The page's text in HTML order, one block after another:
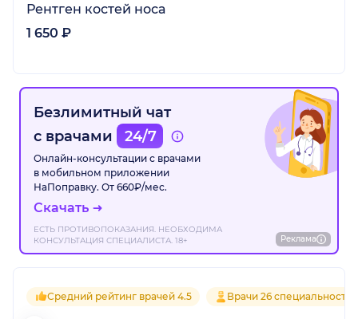
Рентген костей носа
1 650 ₽
Безлимитный чат
с врачами
24/7
Онлайн-консультации с врачами
в мобильном приложении
НаПоправку. От 660₽/мес.
Скачать
ЕСТЬ ПРОТИВОПОКАЗАНИЯ. НЕОБХОДИМА
КОНСУЛЬТАЦИЯ СПЕЦИАЛИСТА. 18+
Реклама
Средний рейтинг врачей 4.5 Врачи 26 специальностей